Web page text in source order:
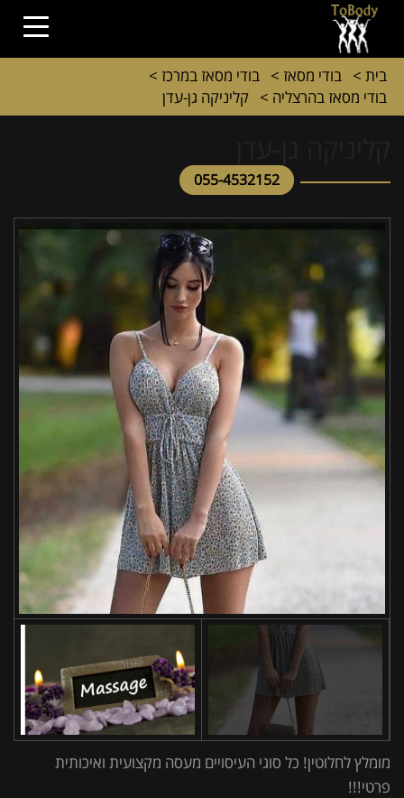
בית > בודי מסאז > בודי מסאז במרכז >
בודי מסאז בהרצליה > קליניקה גן-עדן
055-4532152
מומלץ לחלוטין! כל סוגי העיסויים מעסה מקצועית ואיכותית
פרטי!!!